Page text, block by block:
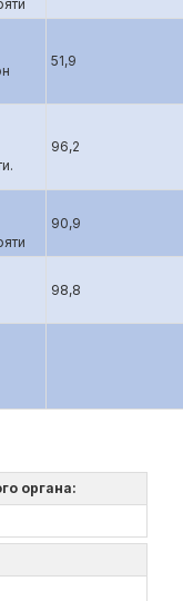
51,9
96,2
90,9
98,8
органа: